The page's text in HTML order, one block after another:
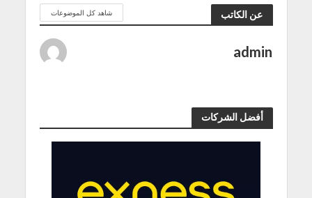
عن الكاتب شاهد كل الموضوعات
admin
أفضل الشركات